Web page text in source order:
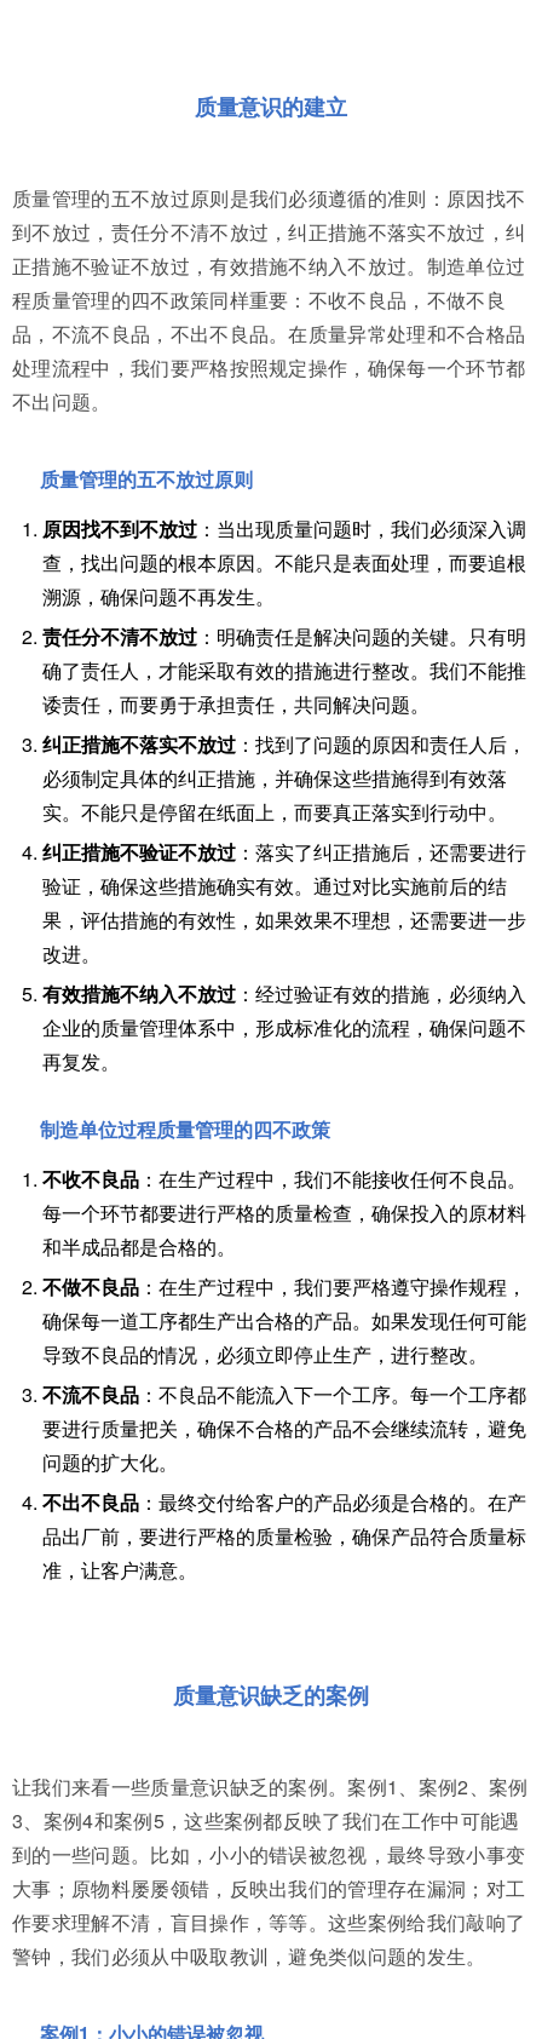
质量意识的建立
质量管理的五不放过原则是我们必须遵循的准则：原因找不
到不放过，责任分不清不放过，纠正措施不落实不放过，纠
正措施不验证不放过，有效措施不纳入不放过。制造单位过
程质量管理的四不政策同样重要：不收不良品，不做不良
品，不流不良品，不出不良品。在质量异常处理和不合格品
处理流程中，我们要严格按照规定操作，确保每一个环节都
不出问题。
质量管理的五不放过原则
原因找不到不放过 ：当出现质量问题时，我们必须深入调
查，找出问题的根本原因。不能只是表面处理，而要追根
溯源，确保问题不再发生。
责任分不清不放过 ：明确责任是解决问题的关键。只有明
确了责任人，才能采取有效的措施进行整改。我们不能推
诿责任，而要勇于承担责任，共同解决问题。
纠正措施不落实不放过 ：找到了问题的原因和责任人后，
必须制定具体的纠正措施，并确保这些措施得到有效落
实。不能只是停留在纸面上，而要真正落实到行动中。
纠正措施不验证不放过 ：落实了纠正措施后，还需要进行
验证，确保这些措施确实有效。通过对比实施前后的结
果，评估措施的有效性，如果效果不理想，还需要进一步
改进。
有效措施不纳入不放过 ：经过验证有效的措施，必须纳入
企业的质量管理体系中，形成标准化的流程，确保问题不
再复发。
制造单位过程质量管理的四不政策
不收不良品 ：在生产过程中，我们不能接收任何不良品。
每一个环节都要进行严格的质量检查，确保投入的原材料
和半成品都是合格的。
不做不良品 ：在生产过程中，我们要严格遵守操作规程，
确保每一道工序都生产出合格的产品。如果发现任何可能
导致不良品的情况，必须立即停止生产，进行整改。
不流不良品 ：不良品不能流入下一个工序。每一个工序都
要进行质量把关，确保不合格的产品不会继续流转，避免
问题的扩大化。
不出不良品 ：最终交付给客户的产品必须是合格的。在产
品出厂前，要进行严格的质量检验，确保产品符合质量标
准，让客户满意。
质量意识缺乏的案例
让我们来看一些质量意识缺乏的案例。案例1、案例2、案例
3、案例4和案例5，这些案例都反映了我们在工作中可能遇
到的一些问题。比如，小小的错误被忽视，最终导致小事变
大事；原物料屡屡领错，反映出我们的管理存在漏洞；对工
作要求理解不清，盲目操作，等等。这些案例给我们敲响了
警钟，我们必须从中吸取教训，避免类似问题的发生。